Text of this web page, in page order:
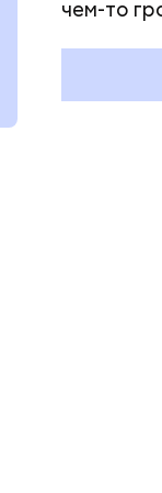
курсанта:
отмечают в
чем-то